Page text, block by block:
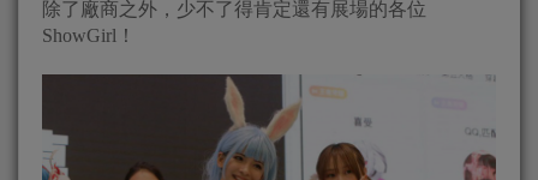
除了廠商之外，少不了得肯定還有展場的各位
ShowGirl！